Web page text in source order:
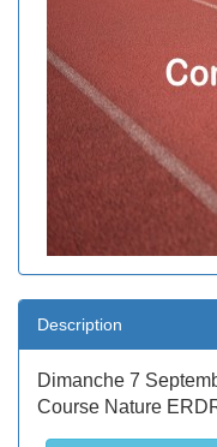
Description
Dimanche 7
Course Nature